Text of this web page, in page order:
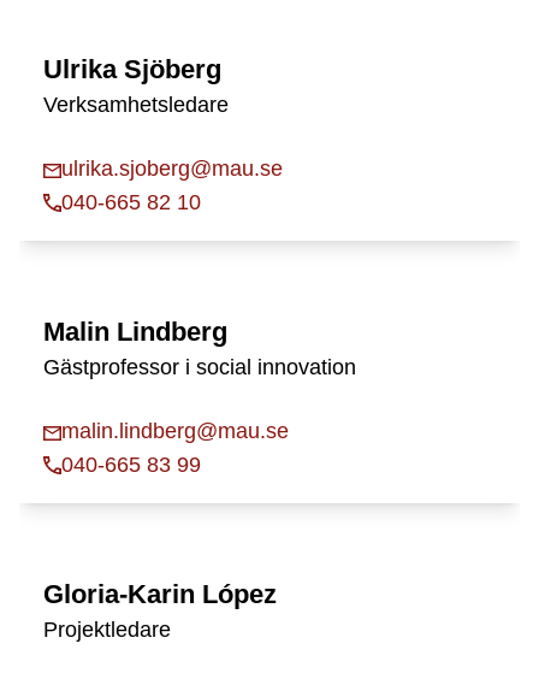
Ulrika Sjöberg
Verksamhetsledare
ulrika.sjoberg@mau.se
040-665 82 10
Malin Lindberg
Gästprofessor i social innovation
malin.lindberg@mau.se
040-665 83 99
Gloria-Karin López
Projektledare